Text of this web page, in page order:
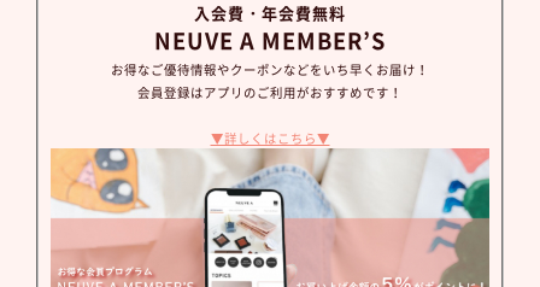
入会費・年会費無料
NEUVE A MEMBER’S
お得なご優待情報やクーポンなどをいち早くお届け！
会員登録はアプリのご利用がおすすめです！
▼詳しくはこちら▼